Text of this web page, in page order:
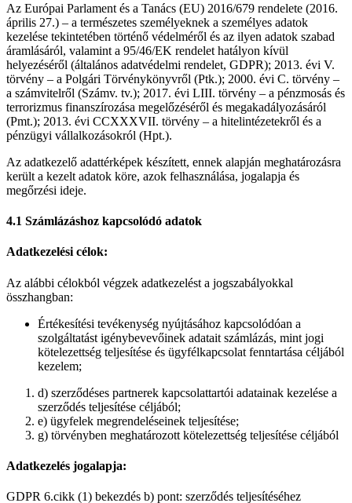
Az Európai Parlament és a Tanács (EU) 2016/679 rendelete (2016.
április 27.) – a természetes személyeknek a személyes adatok
kezelése tekintetében történő védelméről és az ilyen adatok szabad
áramlásáról, valamint a 95/46/EK rendelet hatályon kívül
helyezéséről (általános adatvédelmi rendelet, GDPR); 2013. évi V.
törvény – a Polgári Törvénykönyvről (Ptk.); 2000. évi C. törvény –
a számvitelről (Számv. tv.); 2017. évi LIII. törvény – a pénzmosás és
terrorizmus finanszírozása megelőzéséről és megakadályozásáról
(Pmt.); 2013. évi CCXXXVII. törvény – a hitelintézetekről és a
pénzügyi vállalkozásokról (Hpt.).
Az adatkezelő adattérképek készített, ennek alapján meghatározásra
került a kezelt adatok köre, azok felhasználása, jogalapja és
megőrzési ideje.
4.1 Számlázáshoz kapcsolódó adatok
Adatkezelési célok:
Az alábbi célokból végzek adatkezelést a jogszabályokkal
összhangban:
Értékesítési tevékenység nyújtásához kapcsolódóan a
szolgáltatást igénybevevőinek adatait számlázás, mint jogi
kötelezettség teljesítése és ügyfélkapcsolat fenntartása céljából
kezelem;
d) szerződéses partnerek kapcsolattartói adatainak kezelése a
szerződés teljesítése céljából;
e) ügyfelek megrendeléseinek teljesítése;
g) törvényben meghatározott kötelezettség teljesítése céljából
Adatkezelés jogalapja:
GDPR 6.cikk (1) bekezdés b) pont: szerződés teljesítéséhez